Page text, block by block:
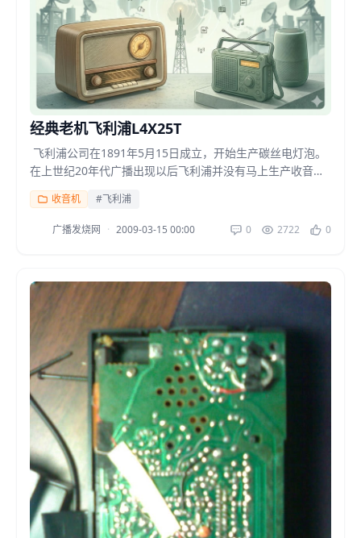
经典老机飞利浦L4X25T
飞利浦公司在1891年5月15日成立，开始生产碳丝电灯泡。
在上世纪20年代广播出现以后飞利浦并没有马上生产收音
机，她是利用自身的优势先作收音机电子管...
收音机 #飞利浦
广播发烧网 · 2009-03-15 00:00 0 2722 0